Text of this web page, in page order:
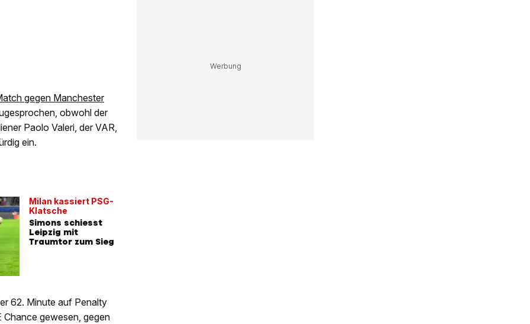
gegen Manchester
obwohl der
Paolo Valeri, der VAR,
ein.
Milan kassiert PSG-
Klatsche
Simons schiesst
Leipzig mit
Traumtor zum Sieg
62. Minute auf Penalty
gewesen, gegen